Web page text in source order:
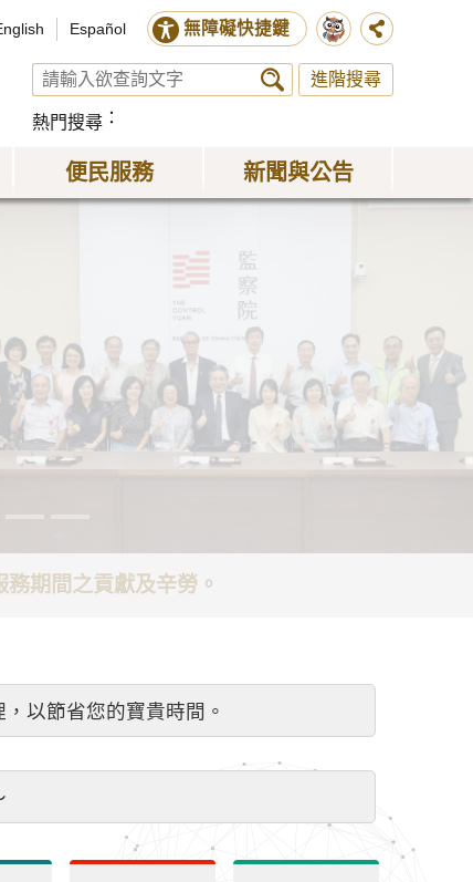
Español 無障礙快捷鍵
進階搜尋
熱門搜尋
便民服務 新聞與公告
期間之貢獻及辛勞。
以節省您的寶貴時間。